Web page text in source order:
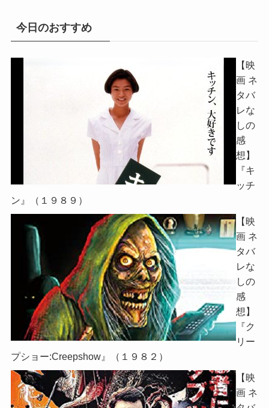
今日のおすすめ
【映
画 ネ
タバ
レな
しの
感
想】
『キ
ッチ
ン』（１９８９）
【映
画 ネ
タバ
レな
しの
感
想】
『ク
リー
プショー:Creepshow』（１９８２）
【映
画 ネ